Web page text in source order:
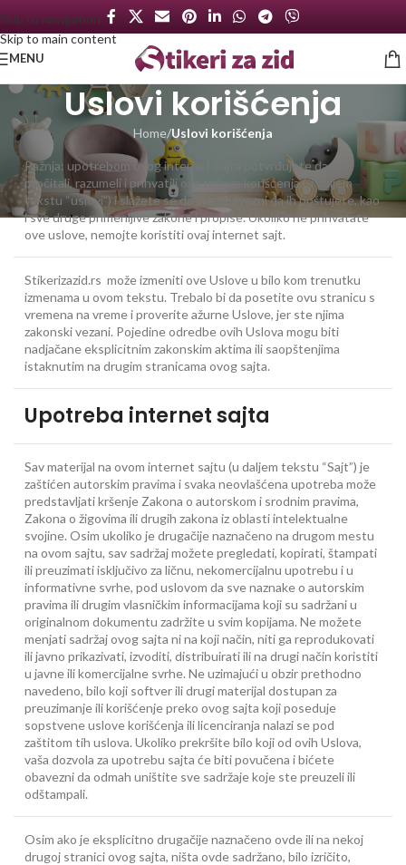
Skip to navigation
Skip to main content
MENU
Uslovi korišćenja
Home/Uslovi korišćenja
Pažnja: upotrebom ovog internet sajta potvrđujete da ste
pročitali, razumeli i prihvatili ove uslove korišćenja (u daljem
tekstu “uslovi”) i slažete se da ste obavezni da ih poštujete, kao
i sve druge primenljive zakone i propise. Ukoliko ne prihvatate
ove uslove, nemojte koristiti ovaj internet sajt.
Stikerizazid.rs može izmeniti ove Uslove u bilo kom trenutku
izmenama u ovom tekstu. Trebalo bi da posetite ovu stranicu s
vremena na vreme i proverite ažurne Uslove, jer ste njima
zakonski vezani. Pojedine odredbe ovih Uslova mogu biti
nadjačane eksplicitnim zakonskim aktima ili saopštenjima
istaknutim na drugim stranicama ovog sajta.
Upotreba internet sajta
Sav materijal na ovom internet sajtu (u daljem tekstu “Sajt”) je
zaštićen autorskim pravima i svaka neovlašćena upotreba može
predstavljati kršenje Zakona o autorskom i srodnim pravima,
Zakona o žigovima ili drugih zakona iz oblasti intelektualne
svojine. Osim ukoliko je drugačije naznačeno na drugom mestu
na ovom sajtu, sav sadržaj možete pregledati, kopirati, štampati
ili preuzimati isključivo za ličnu, nekomercijalnu upotrebu i u
informativne svrhe, pod uslovom da sve naznake o autorskim
pravima ili drugim vlasničkim informacijama koji su sadržani u
originalnom dokumentu zadržite u svim kopijama. Ne možete
menjati sadržaj ovog sajta ni na koji način, niti ga reprodukovati
ili javno prikazivati, izvoditi, distribuirati ili na drugi način koristiti
u javne ili komercijalne svrhe. Ne uzimajući u obzir prethodno
navedeno, bilo koji softver ili drugi materijal dostupan za
preuzimanje ili korišćenje preko ovog sajta koji poseduje
sopstvene uslove korišćenja ili licenciranja nalazi se pod
zaštitom tih uslova. Ukoliko prekršite bilo koji od ovih Uslova,
vaša dozvola za upotrebu sajta će biti povučena i bićete
obavezni da odmah uništite sve sadržaje koje ste preuzeli ili
odštampali.
Osim ako je eksplicitno drugačije naznačeno ovde ili na nekoj
drugoj stranici ovog sajta, ništa ovde sadržano, bilo izričito,